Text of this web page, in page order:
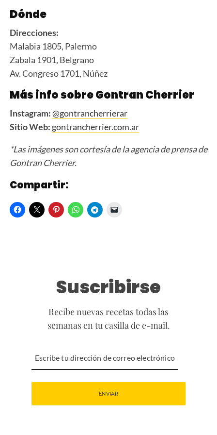
Dónde
Direcciones:
Malabia 1805, Palermo
Zabala 1901, Belgrano
Av. Congreso 1701, Núñez
Más info sobre Gontran Cherrier
Instagram:@gontrancherrierar
Sitio Web: gontrancherrier.com.ar
*Las imágenes son cortesía de la agencia de prensa de
Gontran Cherrier.
Compartir:
Suscribirse
Recibe nuevas recetas todas las
semanas en tu casilla de e-mail.